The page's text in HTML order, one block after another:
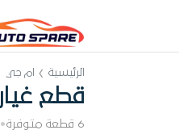
الرئيسية ام جي
قطع غيار
6 قطعة متوفرة •